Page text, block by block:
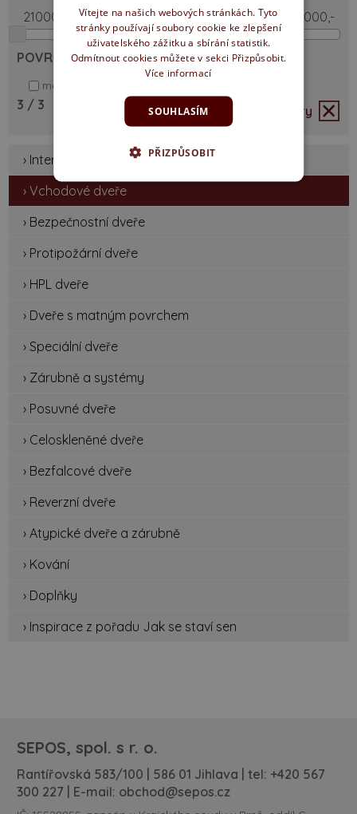
POVRCHY
masiv
3 / 3 Zrušit filtry
› Interiérové dveře
› Vchodové dveře
› Bezpečnostní dveře
› Protipožární dveře
› HPL dveře
› Dveře s matným povrchem
› Speciální dveře
› Zárubně a systémy
› Posuvné dveře
› Celoskleněné dveře
› Bezfalcové dveře
› Reverzní dveře
› Atypické dveře a zárubně
› Kování
› Doplňky
› Inspirace z pořadu Jak se staví sen
SEPOS, spol. s r. o.
Rantířovská 583/100 | 586 01 Jihlava | tel: +420 567
300 227 | E-mail: obchod@sepos.cz
Vítejte na našich webových stránkách. Tyto
stránky používají soubory cookie ke zlepšení
uživatelského zážitku a sbírání statistik.
Odmítnout cookies můžete v sekci Přizpůsobit.
Více informací
SOUHLASÍM
PŘIZPŮSOBIT